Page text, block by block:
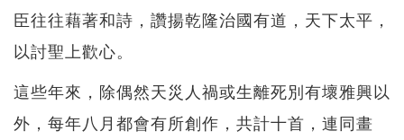
臣往往藉著和詩，讚揚乾隆治國有道，天下太平，
以討聖上歡心。
這些年來，除偶然天災人禍或生離死別有壞雅興以
外，每年八月都會有所創作，共計十首，連同畫